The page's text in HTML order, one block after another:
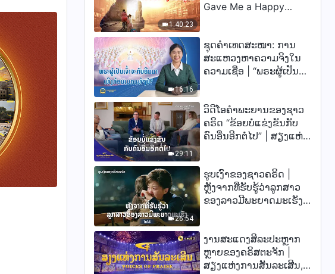
ປັດຈຸບັນ
ທນ
າລະກິດ
ແຕ່
ວິນຍານຂອງ
ຜູ້ຄົນທີ່
ນເຂົ້າໃຈ
ວນໃຫຍ່
ະເຈົ້າໄດ້
ຈົ້ານໍາໃຊ້
ຣະເຈົ້າ
ນໝາຍ
ສິ່ງເຫຼົ່ານັ້ນ
ງ. ນີ້ໝາຍ
ມະນຸດແມ່ນ
າສະຈາກ
ເປັນ
ດ້ສຳເລັດ.
ະກິດທີ່
າສາສັກສິດ
ເຂົ້າໃຈ
ນກຸ່ມນ້ອຍ
ໃນເວລາ
ຈົ້າໄດ້
ດຕະນາຂອງ
ປະຕິບັດ
ນິໄສຂອງ
ານຕົວແທນ
ເວລາຂອງ
ວຍເຫດນັ້ນ
ຊີວິດໄປກັບ
ກິດພາຍໃນ
ທີ່ພຣະເຈົ້າ
ທີ່ພຣະເຈົ້າ
ະ ຜູ້ຄົນທີ່ຖືກໃຊ້
ໂດຍພຣະເຈົ້າ
1:40:23
Gave Me a Happy
16:16
ຊຸດຄຳເທດສະໜາ: ການ
ສະແຫວງຫາຄວາມຈິງໃນ
ຄວາມເຊື່ອ | “ພຣະຜູ້ເປັນ
29:11
ວິດີໂອຄຳພະຍານຂອງຊາວ
ຄຣິດ “ຂ້ອຍບໍ່ແຂ່ງຂັນກັບ
ຄົນອື່ນອີກຕໍ່ໄປ” | ສຽງແຫ່ງ
26:54
ຮູບເງົາຂອງຊາວຄຣິດ |
ຫຼັງຈາກທີ່ຮັບຮູ້ວ່າລູກສາວ
ຂອງລາວມີພະຍາດມະເຮັງ
ງານສະແດງສິລະປະຫຼາກ
ຫຼາຍຂອງຄຣິສຕະຈັກ |
ສຽງແຫ່ງການສັນລະເສີນ,